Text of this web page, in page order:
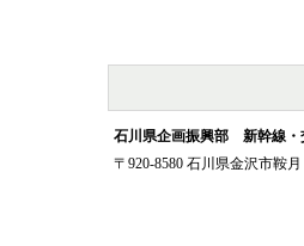
石川県企画振興部 新幹線
〒920-8580 石川県金沢市鞍